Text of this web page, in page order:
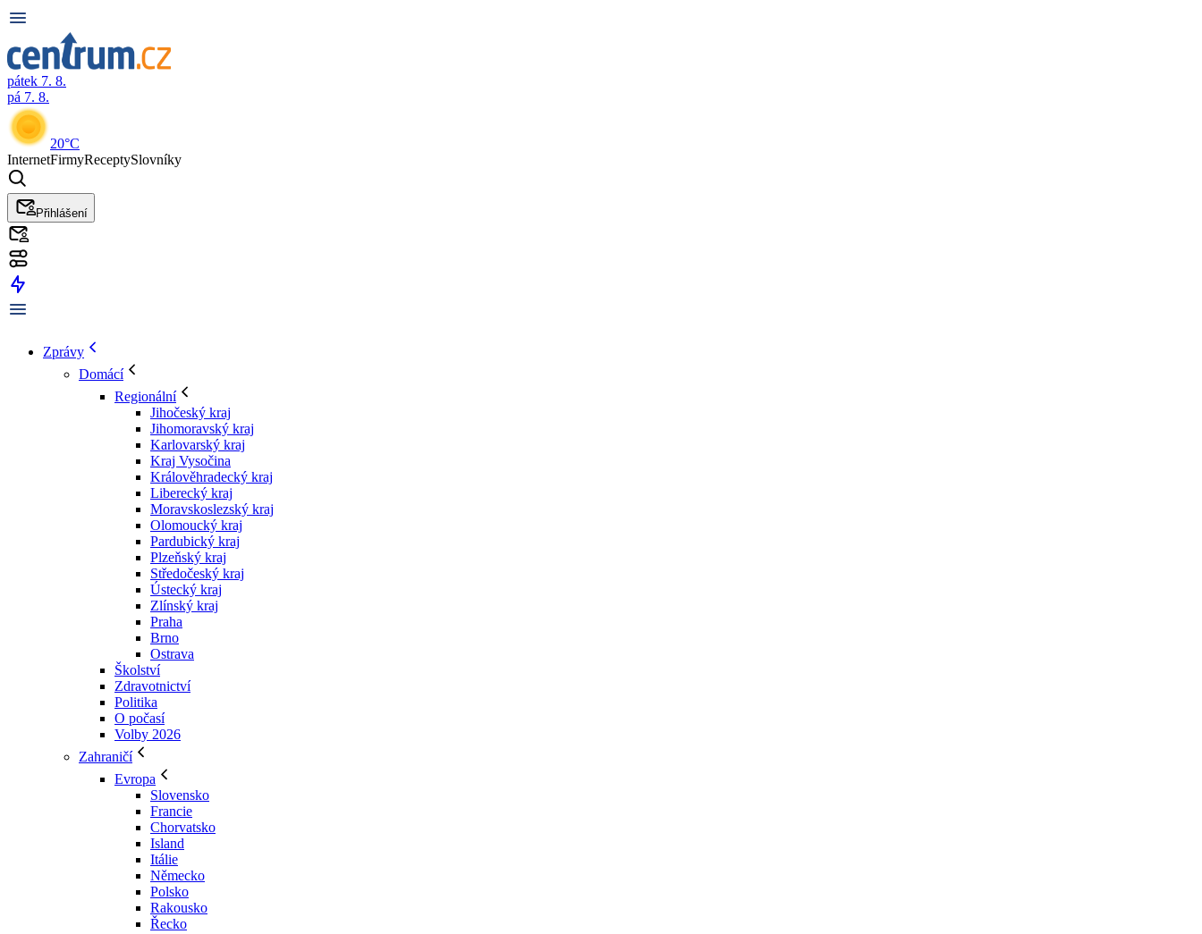
pátek 7. 8.
pá 7. 8.
20°C
InternetFirmyReceptySlovníky
Přihlášení
Zprávy
Domácí
Regionální
Jihočeský kraj
Jihomoravský kraj
Karlovarský kraj
Kraj Vysočina
Králověhradecký kraj
Liberecký kraj
Moravskoslezský kraj
Olomoucký kraj
Pardubický kraj
Plzeňský kraj
Středočeský kraj
Ústecký kraj
Zlínský kraj
Praha
Brno
Ostrava
Školství
Zdravotnictví
Politika
O počasí
Volby 2026
Zahraničí
Evropa
Slovensko
Francie
Chorvatsko
Island
Itálie
Německo
Polsko
Rakousko
Řecko